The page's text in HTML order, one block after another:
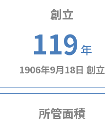
創立
119 年
1906年9月18日 創立
所管面積